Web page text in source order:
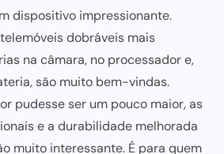
dispositivo impressionante.
dobráveis mais
na câmara, no processador e,
são muito bem-vindas.
pudesse ser um pouco maior, as
e a durabilidade melhorada
muito interessante. É para quem